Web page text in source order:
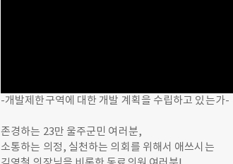
-개발제한구역에 대한 개발 계획을 수립하고 있는가-
존경하는 23만 울주군민 여러분,
소통하는 의정, 실천하는 의회를 위해서 애쓰시는